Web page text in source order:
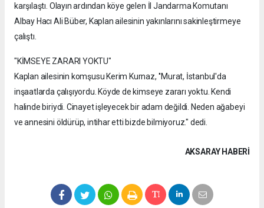
karşılaştı. Olayın ardından köye gelen İl Jandarma Komutanı
Albay Hacı Ali Büber, Kaplan ailesinin yakınlarını sakinleştirmeye
çalıştı.
"KİMSEYE ZARARI YOKTU"
Kaplan ailesinin komşusu Kerim Kurnaz, ''Murat, İstanbul'da
inşaatlarda çalışıyordu. Köyde de kimseye zararı yoktu. Kendi
halinde biriydi. Cinayet işleyecek bir adam değildi. Neden ağabeyi
ve annesini öldürüp, intihar etti bizde bilmiyoruz." dedi.
AKSARAY HABERİ